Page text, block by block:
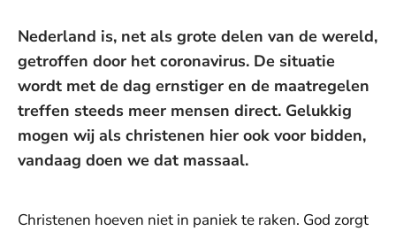
Nederland is, net als grote delen van de wereld,
getroffen door het coronavirus. De situatie
wordt met de dag ernstiger en de maatregelen
treffen steeds meer mensen direct. Gelukkig
mogen wij als christenen hier ook voor bidden,
vandaag doen we dat massaal.
Christenen hoeven niet in paniek te raken. God zorgt